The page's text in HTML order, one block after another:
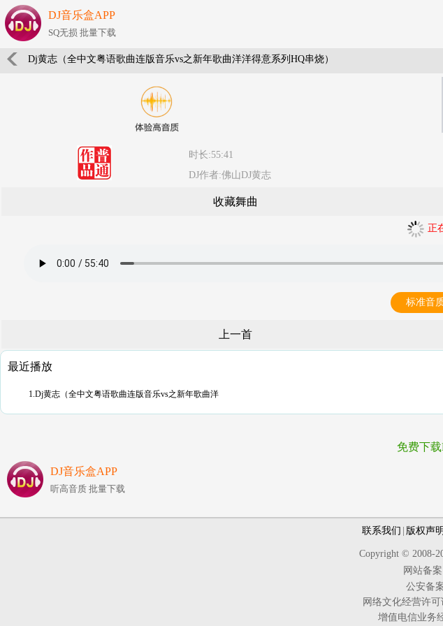
DJ音乐盒APP
SQ无损 批量下载
Dj黄志（全中文粤语歌曲连版音乐vs之新年歌曲洋洋得意系列HQ串烧）
时长:55:41
DJ作者:佛山DJ黄志
收藏舞曲
正
标准音
上一首
最近播放
1.Dj黄志（全中文粤语歌曲连版音乐vs之新年歌曲洋
免费下
DJ音乐盒APP
听高音质 批量下载
联系我们 版权声明
Copyright © 2008-
网站备案
公安备
网络文化经营许
增值电信业务